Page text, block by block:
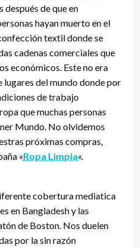
después de que en
hayan muerto en el
textil donde se
cadenas comerciales que
económicos. Este no era
lugares del mundo donde por
de trabajo
que muchas personas
Mundo. No olvidemos
próximas compras,
«Ropa Limpia«.
cobertura mediatica
en Bangladesh y las
de Boston. Nos duelen
por la sin razón